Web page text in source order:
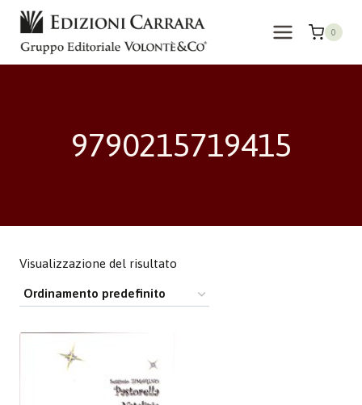
Salta
contenuto
0
9790215719415
Visualizzazione del risultato